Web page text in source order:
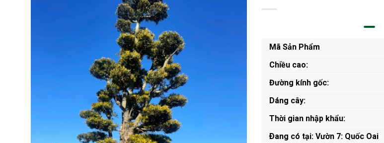
Mã Sản Phẩm
Chiều cao:
Đường kính gốc:
Dáng cây:
Thời gian nhập khẩu:
Ðang có tại: Vườn 7: Quốc Oai